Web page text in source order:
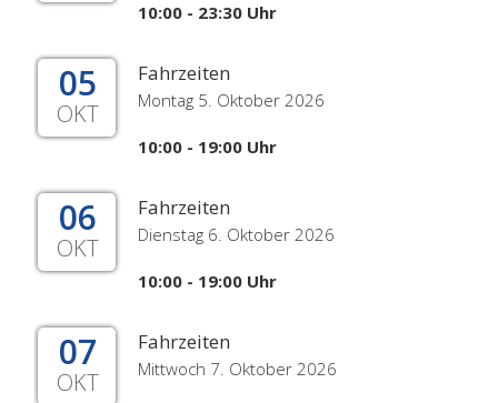
10:00 - 23:30 Uhr
05
OKT
Fahrzeiten
Montag 5. Oktober 2026
10:00 - 19:00 Uhr
06
OKT
Fahrzeiten
Dienstag 6. Oktober 2026
10:00 - 19:00 Uhr
07
OKT
Fahrzeiten
Mittwoch 7. Oktober 2026